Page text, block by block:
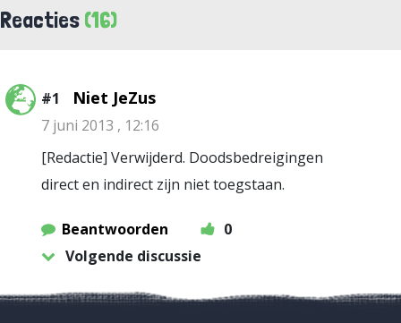
Reacties (16)
#1 Niet JeZus
7 juni 2013 , 12:16
[Redactie] Verwijderd. Doodsbedreigingen
direct en indirect zijn niet toegstaan.
Beantwoorden
0
Volgende discussie